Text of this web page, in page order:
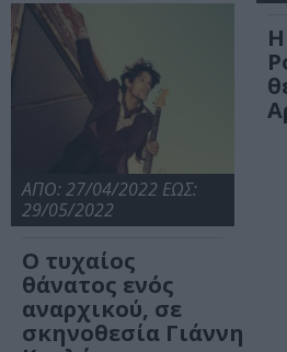
ΑΠΟ: 27/04/2022 ΕΩΣ:
29/05/2022
O τυχαίος
θάνατος ενός
αναρχικού, σε
σκηνοθεσία Γιάννη